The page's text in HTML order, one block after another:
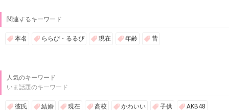
関連するキーワード
本名 ららぴ・るるぴ 現在 年齢 昔
人気のキーワード
いま話題のキーワード
彼氏 結婚 現在 高校 かわいい 子供 AKB48